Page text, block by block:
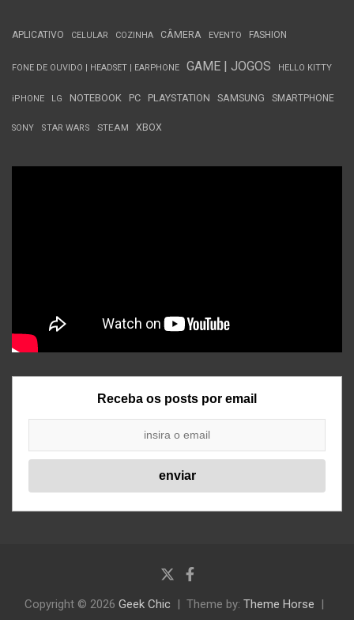
APLICATIVO CELULAR COZINHA CÂMERA EVENTO FASHION
FONE DE OUVIDO | HEADSET | EARPHONE GAME | JOGOS HELLO KITTY
iPHONE LG NOTEBOOK PC PLAYSTATION SAMSUNG SMARTPHONE
SONY STAR WARS STEAM XBOX
Receba os posts por email
Copyright © 2026 Geek Chic Theme by: Theme Horse